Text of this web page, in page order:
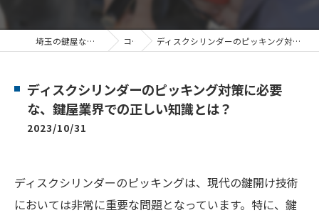
埼玉の鍵屋ならアンロックサービス コラム ディスクシリンダーのピッキング対策に必要な、鍵屋業界での正しい知識とは？
ディスクシリンダーのピッキング対策に必要
な、鍵屋業界での正しい知識とは？
2023/10/31
ディスクシリンダーのピッキングは、現代の鍵開け技術
においては非常に重要な問題となっています。特に、鍵